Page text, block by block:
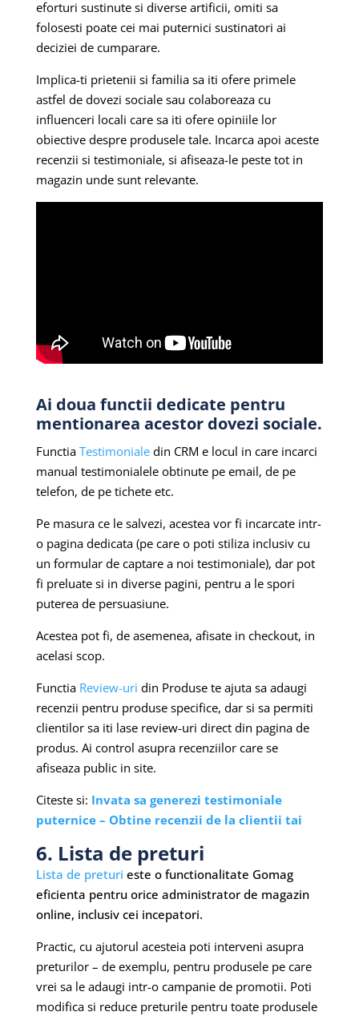
eforturi sustinute si diverse artificii, omiti sa
folosesti poate cei mai puternici sustinatori ai
deciziei de cumparare.
Implica-ti prietenii si familia sa iti ofere primele
astfel de dovezi sociale sau colaboreaza cu
influenceri locali care sa iti ofere opiniile lor
obiective despre produsele tale. Incarca apoi aceste
recenzii si testimoniale, si afiseaza-le peste tot in
magazin unde sunt relevante.
Ai doua functii dedicate pentru
mentionarea acestor dovezi sociale.
Functia Testimonialedin CRM e locul in care incarci
manual testimonialele obtinute pe email, de pe
telefon, de pe tichete etc.
Pe masura ce le salvezi, acestea vor fi incarcate intr-
o pagina dedicata (pe care o poti stiliza inclusiv cu
un formular de captare a noi testimoniale), dar pot
fi preluate si in diverse pagini, pentru a le spori
puterea de persuasiune.
Acestea pot fi, de asemenea, afisate in checkout, in
acelasi scop.
Functia Review-uri din Produse te ajuta sa adaugi
recenzii pentru produse specifice, dar si sa permiti
clientilor sa iti lase review-uri direct din pagina de
produs. Ai control asupra recenziilor care se
afiseaza public in site.
Citeste si: Invata sa generezi testimoniale
puternice – Obtine recenzii de la clientii tai
6. Lista de preturi
Lista de preturi este o functionalitate Gomag
eficienta pentru orice administrator de magazin
online, inclusiv cei incepatori.
Practic, cu ajutorul acesteia poti interveni asupra
preturilor – de exemplu, pentru produsele pe care
vrei sa le adaugi intr-o campanie de promotii. Poti
modifica si reduce preturile pentru toate produsele